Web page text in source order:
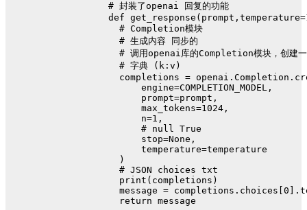
# 封装了openai 回复的功能
def
  # Completion模块
  # 生成内容 同步的
# 调用openai库的Completion模块，创建一
  # 字典 (k:v)
completions =
      engine=COMPLETION_MODEL,
      prompt=prompt,
      max_tokens=1024,
      n=1,
      # null True
      stop=None,
      temperature=temperature
  )
  # JSON choices txt
  print(completions)
message =
  return message